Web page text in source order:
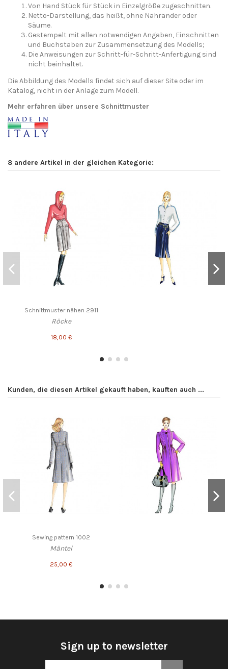
Von Hand Stück für Stück in Einzelgröße zugeschnitten.
Netto-Darstellung, das heißt, ohne Nähränder oder
Säume.
Gestempelt mit allen notwendigen Angaben, Einschnitten
und Buchstaben zur Zusammensetzung des Modells;
Die Anweisungen zur Schritt-für-Schritt-Anfertigung sind
nicht beinhaltet.
Die Abbildung des Modells findet sich auf dieser Site oder im
Katalog, nicht in der Anlage zum Modell.
Mehr erfahren über unsere Schnittmuster
8 andere Artikel in der gleichen Kategorie:
Schnittmuster nähen 2911
Röcke
18,00 €
Kunden, die diesen Artikel gekauft haben, kauften auch ...
Sewing pattern 1002
Mäntel
25,00 €
Sign up to newsletter